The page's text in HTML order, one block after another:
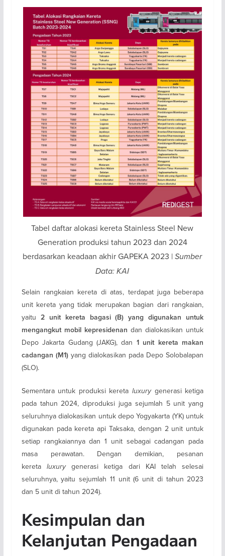
Tabel daftar alokasi kereta Stainless Steel New
Generation produksi tahun 2023 dan 2024
berdasarkan keadaan akhir GAPEKA 2023 |Sumber
Data: KAI
Selain rangkaian kereta di atas, terdapat juga beberapa
unit kereta yang tidak merupakan bagian dari rangkaian,
yaitu 2 unit kereta bagasi (B) yang digunakan untuk
mengangkut mobil kepresidenan dan dialokasikan untuk
Depo Jakarta Gudang (JAKG), dan 1 unit kereta makan
cadangan (M1)yang dialokasikan pada Depo Solobalapan
(SLO).
Sementara untuk produksi keretaluxury generasi ketiga
pada tahun 2024, diproduksi juga sejumlah 5 unit yang
seluruhnya dialokasikan untuk depo Yogyakarta (YK) untuk
digunakan pada kereta api Taksaka, dengan 2 unit untuk
setiap rangkaiannya dan 1 unit sebagai cadangan pada
masa perawatan. Dengan demikian, pesanan
kereta luxurygenerasi ketiga dari KAI telah selesai
seluruhnya, yaitu sejumlah 11 unit (6 unit di tahun 2023
dan 5 unit di tahun 2024).
Kesimpulan dan
Kelanjutan Pengadaan